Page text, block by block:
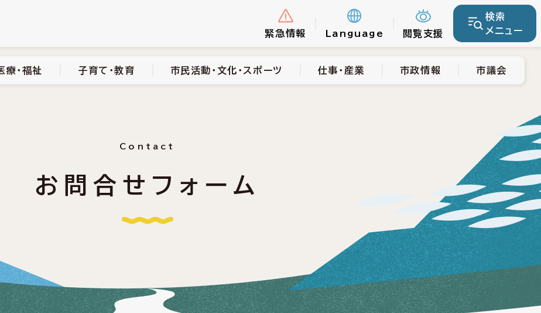
緊急情報 Language 閲覧支援
検索
メニュー
市民活動・文化・スポーツ 市政情報 市議会
療・福祉 子育て・教育 市民活動・文化・スポーツ 仕事・産業 市政情報 市議会
Contact
お問合せフォーム